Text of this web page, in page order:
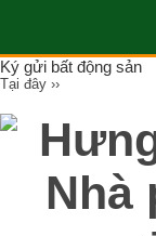
Ký gửi bất động sản
Tại đây ››